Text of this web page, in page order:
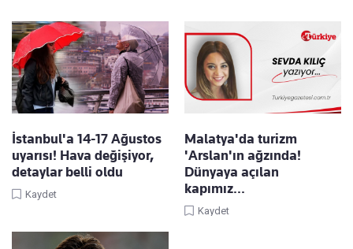
İstanbul'a 14-17 Ağustos
uyarısı! Hava değişiyor,
detaylar belli oldu
Kaydet
Malatya'da turizm
'Arslan'ın ağzında!
Dünyaya açılan
kapımız...
Kaydet